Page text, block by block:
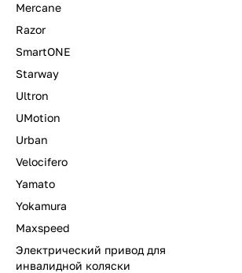
Mercane
Razor
SmartONE
Starway
Ultron
UMotion
Urban
Velocifero
Yamato
Yokamura
Maxspeed
Электрический привод для
инвалидной коляски